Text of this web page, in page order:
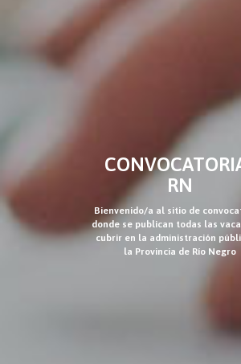
RN
Bienvenido/a al sitio de
donde se publican todas las
cubrir en la administración
la Provincia de Río Negro